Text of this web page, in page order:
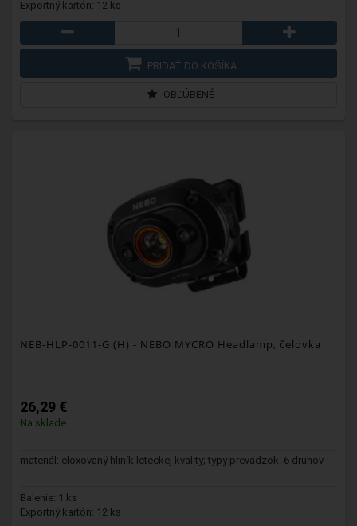
Exportný kartón: 12 ks
PRIDAŤ DO KOŠÍKA
OBĽÚBENÉ
NEB-HLP-0011-G (H) - NEBO MYCRO Headlamp, čelovka
26,29 €
Na sklade
materiál: eloxovaný hliník leteckej kvality; typy prevádzok: 6 druhov
Balenie: 1 ks
Exportný kartón: 12 ks